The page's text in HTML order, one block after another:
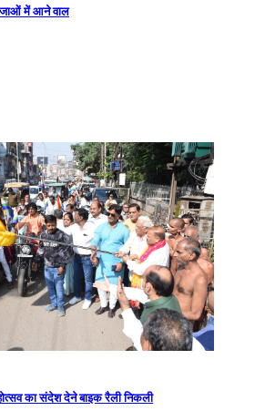
में आने वाल
का संदेश देने बाइक रैली निकली